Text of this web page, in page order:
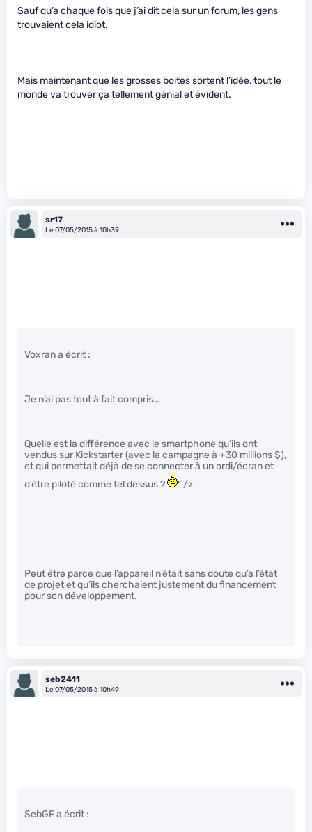
Sauf qu’a chaque fois que j’ai dit cela sur un forum, les gens
trouvaient cela idiot.
Mais maintenant que les grosses boites sortent l’idée, tout le
monde va trouver ça tellement génial et évident.
sr17
Le 07/05/2015 à 10h39
Voxran a écrit :
Je n’ai pas tout à fait compris…
Quelle est la différence avec le smartphone qu’ils ont
vendus sur Kickstarter (avec la campagne à +30 millions $),
et qui permettait déjà de se connecter à un ordi/écran et
d’être piloté comme tel dessus ?
" />
Peut être parce que l’appareil n’était sans doute qu’a l’état
de projet et qu’ils cherchaient justement du financement
pour son développement.
seb2411
Le 07/05/2015 à 10h49
SebGF a écrit :